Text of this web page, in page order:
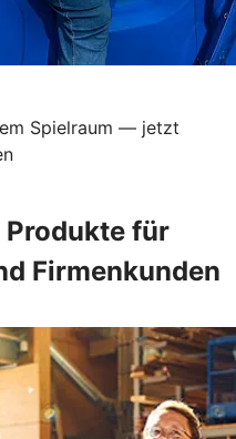
Spielraum — jetzt
Produkte für
Firmenkunden